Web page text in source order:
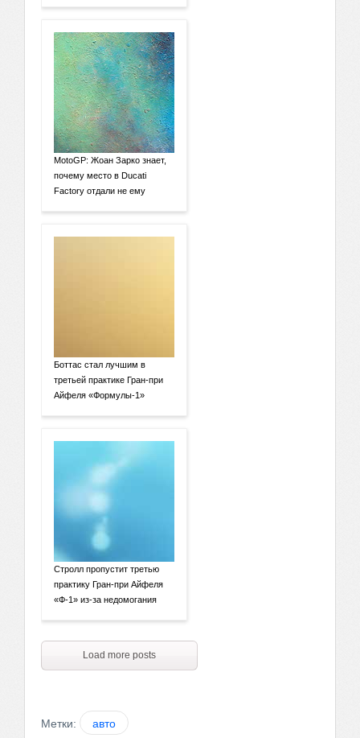
MotoGP: Жоан Зарко знает,
почему место в Ducati
Factory отдали не ему
Боттас стал лучшим в
третьей практике Гран-при
Айфеля «Формулы-1»
Стролл пропустит третью
практику Гран-при Айфеля
«Ф-1» из-за недомогания
Load more posts
Метки: авто